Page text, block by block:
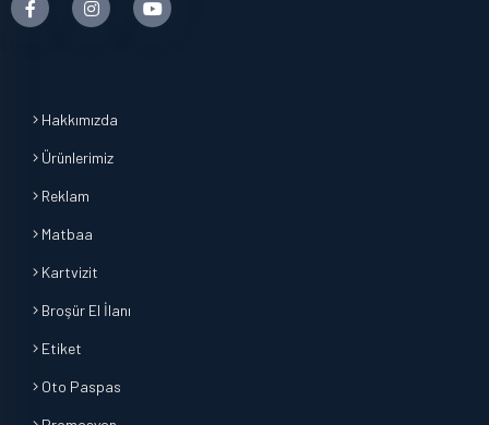
Hakkımızda
Ürünlerimiz
Reklam
Matbaa
Kartvizit
Broşür El İlanı
Etiket
Oto Paspas